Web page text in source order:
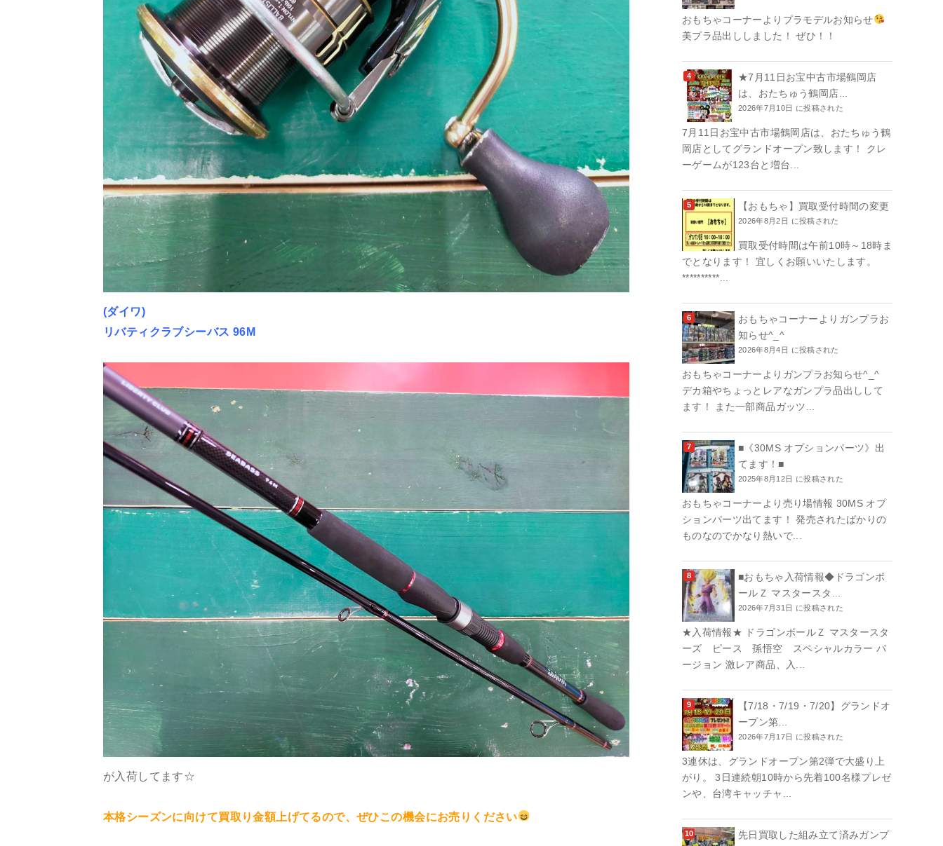
(ダイワ)
リバティクラブシーバス 96M
が入荷してます☆
本格シーズンに向けて買取り金額上げてるので、ぜひこの機会にお売りください
おもちゃコーナーよりプラモデルお知らせ
美プラ品出ししました！ ぜひ！！
★7月11日お宝中古市場鶴岡店
は、おたちゅう鶴岡店...
2026年7月10日 に投稿された
7月11日お宝中古市場鶴岡店は、おたちゅう鶴
岡店としてグランドオープン致します！ クレ
ーゲームが123台と増台...
【おもちゃ】買取受付時間の変更
2026年8月2日 に投稿された
買取受付時間は午前10時～18時ま
でとなります！ 宜しくお願いいたします。
**********...
おもちゃコーナーよりガンプラお
知らせ^_^
2026年8月4日 に投稿された
おもちゃコーナーよりガンプラお知らせ^_^
デカ箱やちょっとレアなガンプラ品出しして
ます！ また一部商品ガッツ...
■《30MS オプションパーツ》出
てます！■
2025年8月12日 に投稿された
おもちゃコーナーより売り場情報 30MS オプ
ションパーツ出てます！ 発売されたばかりの
ものなのでかなり熱いで...
■おもちゃ入荷情報◆ドラゴンボ
ールＺ マスタースタ...
2026年7月31日 に投稿された
★入荷情報★ ドラゴンボールＺ マスタースタ
ーズ ピース 孫悟空 スペシャルカラー バ
ージョン 激レア商品、入...
【7/18・7/19・7/20】グランドオ
ープン第...
2026年7月17日 に投稿された
3連休は、グランドオープン第2弾で大盛り上
がり。 3日連続朝10時から先着100名様プレゼ
ンや、台湾キャッチャ...
先日買取した組み立て済みガンプ